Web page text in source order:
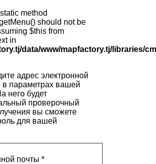
method
should not be
$this from
in
data/www/mapfactory.tj/libraries/
адрес электронной
в параметрах вашей
него будет
проверочный
вы сможете
для вашей
почты *